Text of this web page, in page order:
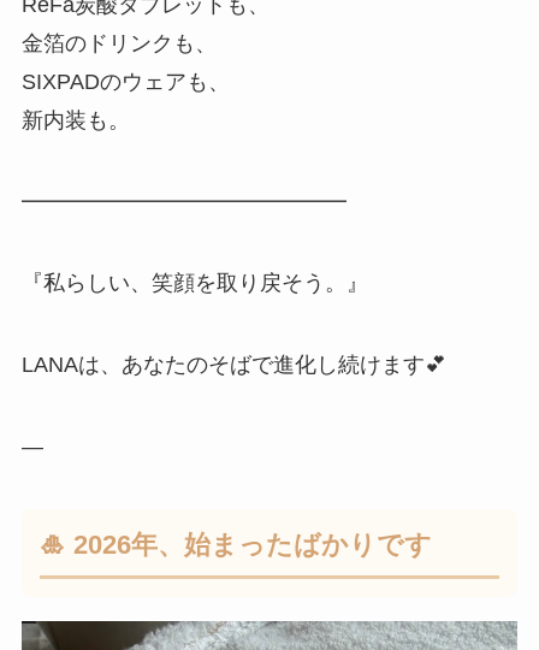
金箔のドリンクも、
SIXPADのウェアも、
新内装も。
━━━━━━━━━━━━━━━
『私らしい、笑顔を取り戻そう。』
LANAは、あなたのそばで進化し続けます💕
—
🎍 2026年、始まったばかりです